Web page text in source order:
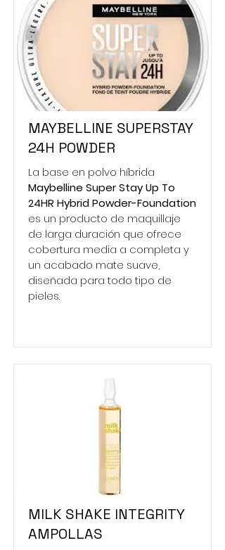
MAYBELLINE SUPERSTAY
24H POWDER
La base en polvo híbrida
Maybelline Super Stay Up To
24HR Hybrid Powder-Foundation
es un producto de maquillaje
de larga duración que ofrece
cobertura media a completa y
un acabado mate suave,
diseñada para todo tipo de
pieles.
MILK SHAKE INTEGRITY
AMPOLLAS